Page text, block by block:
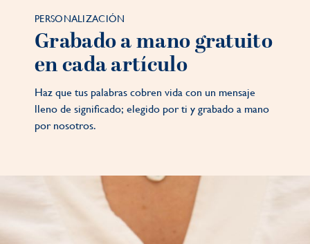
PERSONALIZACIÓN
Grabado a mano gratuito
en cada artículo
Haz que tus palabras cobren vida con un mensaje
lleno de significado; elegido por ti y grabado a mano
por nosotros.